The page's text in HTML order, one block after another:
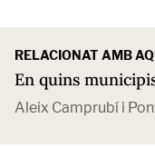
RELACIONAT AMB
En quins
Aleix Camprubí i